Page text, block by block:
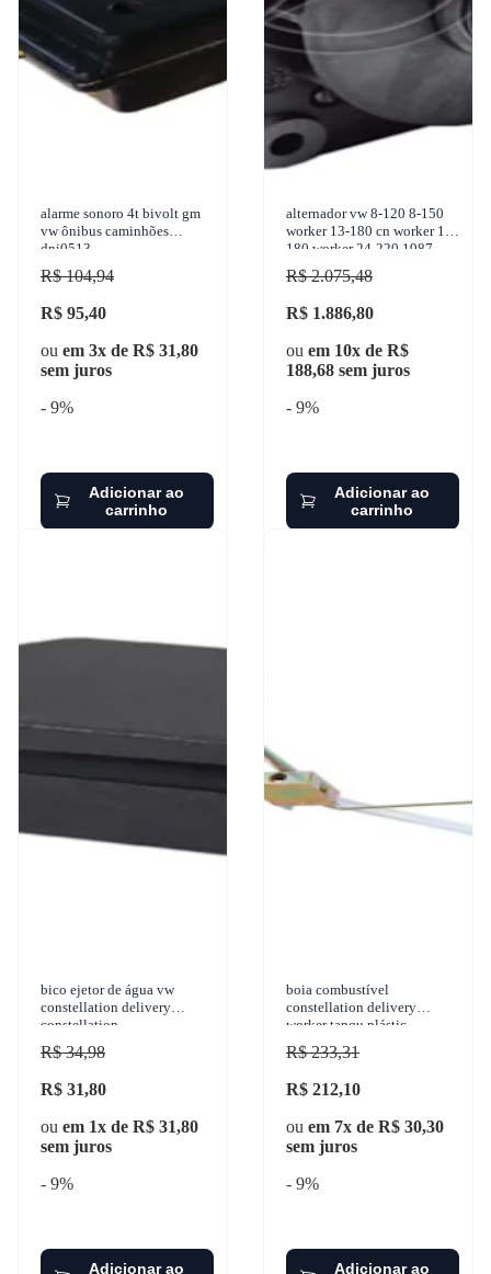
alarme sonoro 4t bivolt gm
vw ônibus caminhões
dni0513
R$ 104,94
R$ 95,40
ou em 3x de R$ 31,80
sem juros
- 9%
Adicionar ao
carrinho
alternador vw 8-120 8-150
worker 13-180 cn worker 17-
180 worker 24-220 1987-
2011 z.m. - 90.1
R$ 2.075,48
R$ 1.886,80
ou em 10x de R$
188,68 sem juros
- 9%
Adicionar ao
carrinho
bico ejetor de água vw
constellation delivery
constellation
R$ 34,98
R$ 31,80
ou em 1x de R$ 31,80
sem juros
- 9%
Adicionar ao
boia combustível
constellation delivery
worker tanqu plástic
R$ 233,31
R$ 212,10
ou em 7x de R$ 30,30
sem juros
- 9%
Adicionar ao